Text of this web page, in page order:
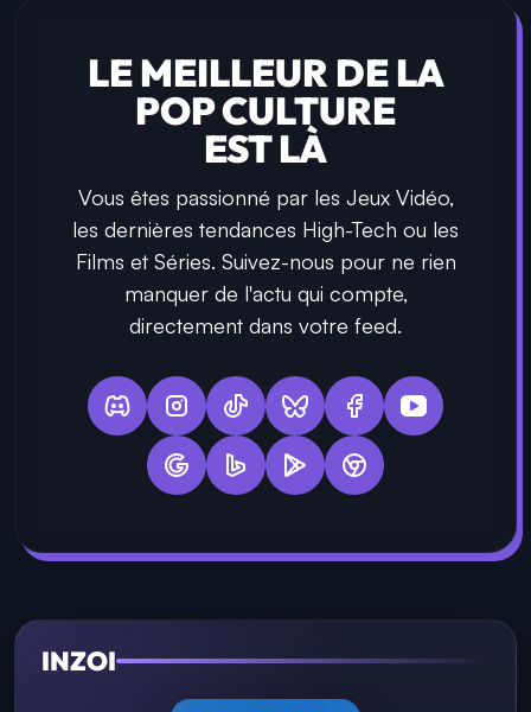
LE MEILLEUR DE LA
POP CULTURE
EST LÀ
Vous êtes passionné par les Jeux Vidéo,
les dernières tendances High-Tech ou les
Films et Séries. Suivez-nous pour ne rien
manquer de l'actu qui compte,
directement dans votre feed.
INZOI